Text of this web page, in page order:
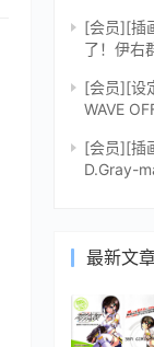
[会员][插
了！伊右
[会员][设
WAVE
[会员][插
D.Gray-
最新文